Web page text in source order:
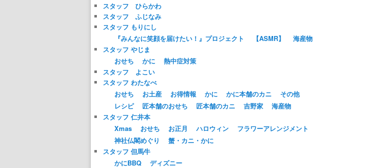
スタッフ ひらかわ
スタッフ ふじなみ
スタッフ もりにし
『みんなに笑顔を届けたい！』プロジェクト
【ASMR】
海産物
スタッフ やじま
おせち
かに
熱中症対策
スタッフ よこい
スタッフ わたなべ
おせち
お土産 お得情報 かに かに本舗のカニ
その他
レシピ
匠本舗のおせち 匠本舗のカニ 吉野家
海産物
スタッフ 仁井本
Xmas
おせち お正月 ハロウィン
フラワーアレンジメント
神社仏閣めぐり
蟹・カニ・かに
スタッフ 但馬牛
かにBBQ
ディズニー